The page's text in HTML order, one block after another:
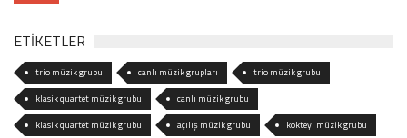
ETİKETLER
trio müzik grubu canlı müzik grupları
trio müzik grubu
klasik quartet müzik grubu
canlı müzik grubu
klasik quartet müzik grubu
açılış müzik grubu
kokteyl müzik grubu